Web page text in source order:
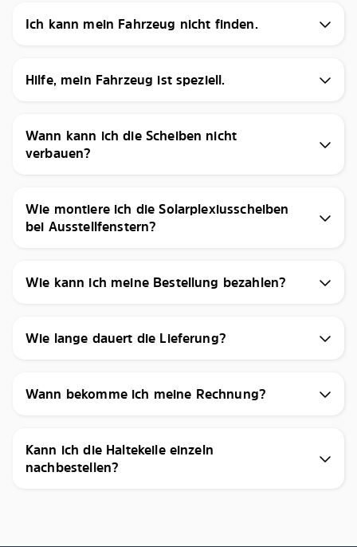
Ich kann mein Fahrzeug nicht finden.
Hilfe, mein Fahrzeug ist speziell.
Wann kann ich die Scheiben nicht
verbauen?
Wie montiere ich die Solarplexiusscheiben
bei Ausstellfenstern?
Wie kann ich meine Bestellung bezahlen?
Wie lange dauert die Lieferung?
Wann bekomme ich meine Rechnung?
Kann ich die Haltekeile einzeln
nachbestellen?